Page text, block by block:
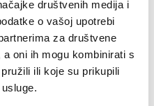
društvenih medija i
o vašoj upotrebi
za društvene
oni ih mogu kombinirati s
ili koje su prikupili
#14: [Intelekt,
podcasta.